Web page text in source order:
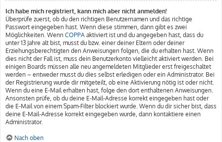
Ich habe mich registriert, kann mich aber nicht anmelden!
Überprüfe zuerst, ob du den richtigen Benutzernamen und das richtige
Passwort eingegeben hast. Wenn diese stimmen, dann gibt es zwei
Möglichkeiten. Wenn COPPA aktiviert ist und du angegeben hast, dass du
unter 13 Jahre alt bist, musst du bzw. einer deiner Eltern oder deiner
Erziehungsberechtigten den Anweisungen folgen, die du erhalten hast. Wenn
dies nicht der Fall ist, muss dein Benutzerkonto vielleicht aktiviert werden. Bei
einigen Boards müssen alle neu angemeldeten Mitglieder erst freigeschaltet
werden – entweder musst du dies selbst erledigen oder ein Administrator. Bei
der Registrierung wurde dir mitgeteilt, ob eine Aktivierung nötig ist oder nicht.
Wenn du eine E-Mail erhalten hast, folge den dort enthaltenen Anweisungen.
Ansonsten prüfe, ob du deine E-Mail-Adresse korrekt eingegeben hast oder
die E-Mail von einem Spam-Filter blockiert wurde. Wenn du dir sicher bist, dass
deine E-Mail-Adresse korrekt eingegeben wurde, dann kontaktiere einen
Administrator.
Nach oben